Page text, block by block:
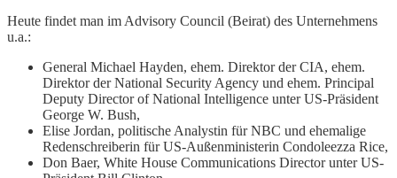
Heute findet man im Advisory Council (Beirat) des Unternehmens
u.a.:
General Michael Hayden, ehem. Direktor der CIA, ehem.
Direktor der National Security Agency und ehem. Principal
Deputy Director of National Intelligence unter US-Präsident
George W. Bush,
Elise Jordan, politische Analystin für NBC und ehemalige
Redenschreiberin für US-Außenministerin Condoleezza Rice,
Don Baer, White House Communications Director unter US-